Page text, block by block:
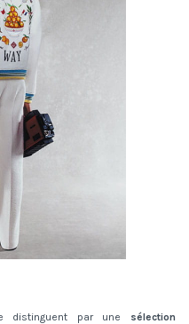
distinguent par une sélection